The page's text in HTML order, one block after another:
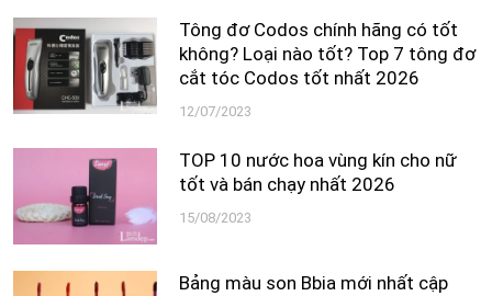
Tông đơ Codos chính hãng có tốt
không? Loại nào tốt? Top 7 tông đơ
cắt tóc Codos tốt nhất 2026
12/07/2023
TOP 10 nước hoa vùng kín cho nữ
tốt và bán chạy nhất 2026
15/08/2023
Bảng màu son Bbia mới nhất cập